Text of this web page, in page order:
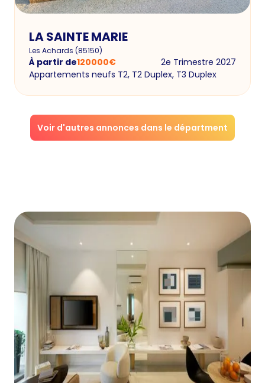
LA SAINTE MARIE
Les Achards (85150)
À partir de120000€
2e Trimestre 2027
Appartements neufs T2, T2 Duplex, T3 Duplex
Voir d'autres annonces dans le départment